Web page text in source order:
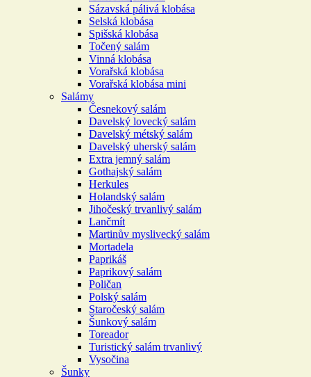
Sázavská pálivá klobása
Selská klobása
Spišská klobása
Točený salám
Vinná klobása
Vorařská klobása
Vorařská klobása mini
Salámy
Česnekový salám
Davelský lovecký salám
Davelský métský salám
Davelský uherský salám
Extra jemný salám
Gothajský salám
Herkules
Holandský salám
Jihočeský trvanlivý salám
Lančmít
Martinův myslivecký salám
Mortadela
Paprikáš
Paprikový salám
Poličan
Polský salám
Staročeský salám
Šunkový salám
Toreador
Turistický salám trvanlivý
Vysočina
Šunky